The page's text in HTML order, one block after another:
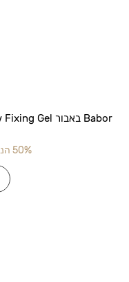
Babor באבור Clear Eyebrow Fixing Gel ג'ל הגבות שקוף מעצב
50% הנחה על המוצר השלישי